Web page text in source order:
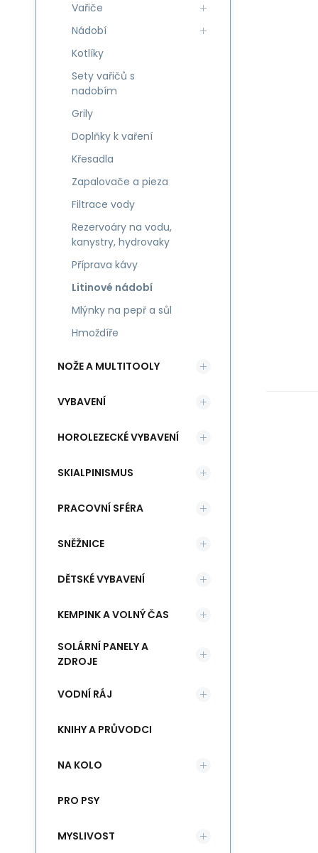
Vařiče
Nádobí
Kotlíky
Sety vařičů s
nadobím
Grily
Doplňky k vaření
Křesadla
Zapalovače a pieza
Filtrace vody
Rezervoáry na vodu,
kanystry, hydrovaky
Příprava kávy
Litinové nádobí
Mlýnky na pepř a sůl
Hmoždíře
NOŽE A MULTITOOLY
VYBAVENÍ
HOROLEZECKÉ VYBAVENÍ
SKIALPINISMUS
PRACOVNÍ SFÉRA
SNĚŽNICE
DĚTSKÉ VYBAVENÍ
KEMPINK A VOLNÝ ČAS
SOLÁRNÍ PANELY A
ZDROJE
VODNÍ RÁJ
KNIHY A PRŮVODCI
NA KOLO
PRO PSY
MYSLIVOST